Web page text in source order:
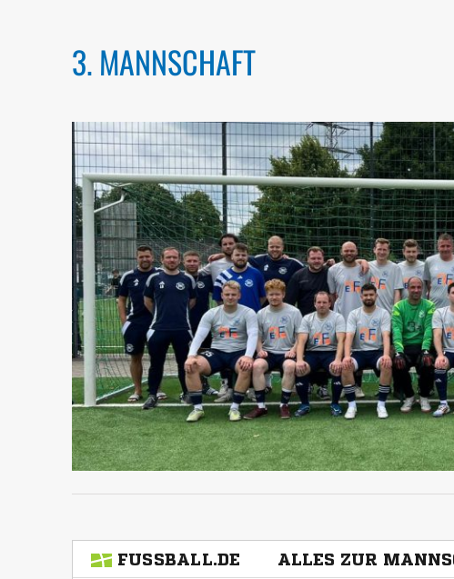
3. MANNSCHAFT